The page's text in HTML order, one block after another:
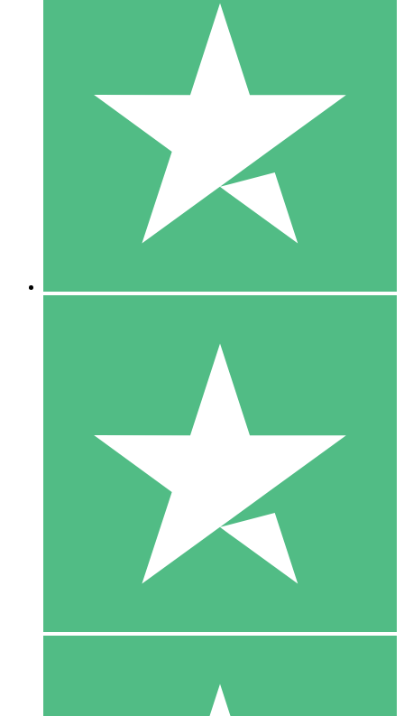
Individuelle Credit-Pakete
Zahlen Sie nach Bedarf mit Download-Credits. Keine
monatliche Verpflichtung erforderlich.
10 00
10 Downloads
20 00